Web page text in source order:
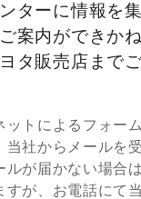
ターに情報を
案内ができかね
タ販売店まで
ットによるフォー
当社からメールを
ルが届かない場合
すが、お電話にて